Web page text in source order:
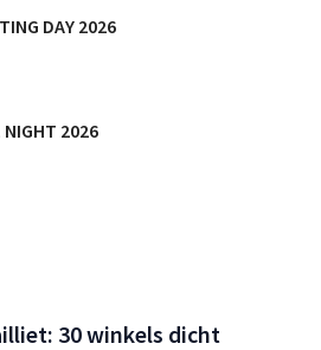
DAY 2026
NIGHT 2026
30 winkels dicht